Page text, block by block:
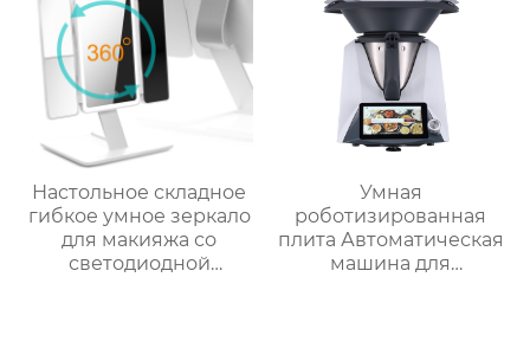
Настольное складное
гибкое умное зеркало
для макияжа со
светодиодной
Умная
роботизированная
плита Автоматическая
машина для